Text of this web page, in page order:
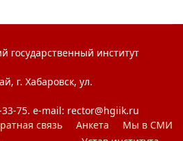
государственный институт
г. Хабаровск, ул.
75. e-mail: rector@hgiik.ru
связь Анкета
Мы в СМИ